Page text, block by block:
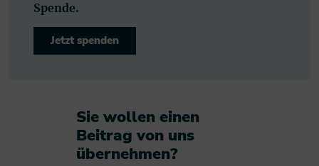
Spende.
Jetzt spenden
Sie wollen einen
Beitrag von uns
übernehmen?​